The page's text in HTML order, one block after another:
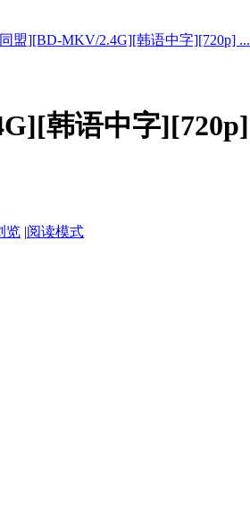
盟][BD-MKV/2.4G][韩语中字][720p] ...
韩语中字][720p]
览 |阅读模式